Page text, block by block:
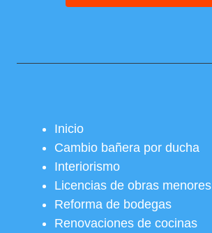
Inicio
Cambio bañera por ducha
Interiorismo
Licencias de obras menores
Reforma de bodegas
Renovaciones de cocinas